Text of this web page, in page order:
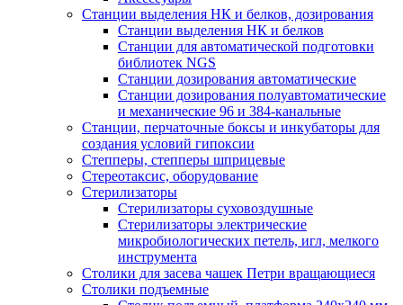
Станции выделения НК и белков, дозирования
Станции выделения НК и белков
Станции для автоматической подготовки
библиотек NGS
Станции дозирования автоматические
Станции дозирования полуавтоматические
и механические 96 и 384-канальные
Станции, перчаточные боксы и инкубаторы для
создания условий гипоксии
Степперы, степперы шприцевые
Стереотаксис, оборудование
Стерилизаторы
Стерилизаторы суховоздушные
Стерилизаторы электрические
микробиологических петель, игл, мелкого
инструмента
Столики для засева чашек Петри вращающиеся
Столики подъемные